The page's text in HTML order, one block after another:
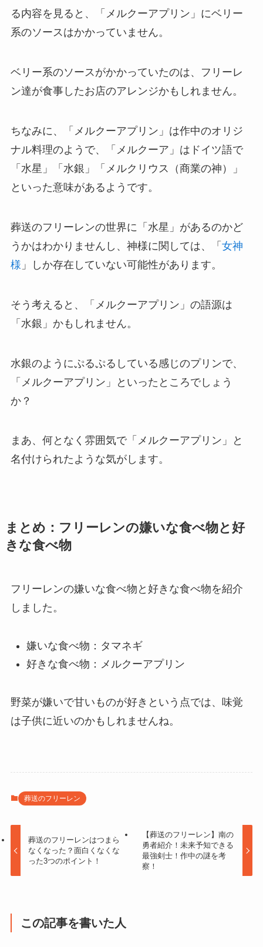
る内容を見ると、「メルクーアプリン」にベリー
系のソースはかかっていません。
ベリー系のソースがかかっていたのは、フリーレ
ン達が食事したお店のアレンジかもしれません。
ちなみに、「メルクーアプリン」は作中のオリジ
ナル料理のようで、「メルクーア」はドイツ語で
「水星」「水銀」「メルクリウス（商業の神）」
といった意味があるようです。
葬送のフリーレンの世界に「水星」があるのかど
うかはわかりませんし、神様に関しては、「 女神
様 」しか存在していない可能性があります。
そう考えると、「メルクーアプリン」の語源は
「水銀」かもしれません。
水銀のようにぷるぷるしている感じのプリンで、
「メルクーアプリン」といったところでしょう
か？
まあ、何となく雰囲気で「メルクーアプリン」と
名付けられたような気がします。
まとめ：フリーレンの嫌いな食べ物と好
きな食べ物
フリーレンの嫌いな食べ物と好きな食べ物を紹介
しました。
嫌いな食べ物：タマネギ
好きな食べ物：メルクーアプリン
野菜が嫌いで甘いものが好きという点では、味覚
は子供に近いのかもしれませんね。
葬送のフリーレン
葬送のフリーレンはつまら
なくなった？面白くなくな
った3つのポイント！
【葬送のフリーレン】南の
勇者紹介！未来予知できる
最強剣士！作中の謎を考
察！
この記事を書いた人